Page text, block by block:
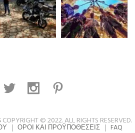
COPYRIGHT © 2022. ALL RIGHTS RESERVED.
ΌΡΟΙ ΚΑΙ ΠΡΟΫΠΟΘΈΣΕΙΣ FAQ